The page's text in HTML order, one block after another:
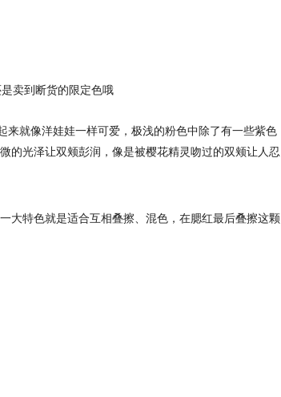
来就像洋娃娃一样可爱，极浅的粉色中除了有一些紫色
的光泽让双颊彭润，像是被樱花精灵吻过的双颊让人忍
大特色就是适合互相叠擦、混色，在腮红最后叠擦这颗